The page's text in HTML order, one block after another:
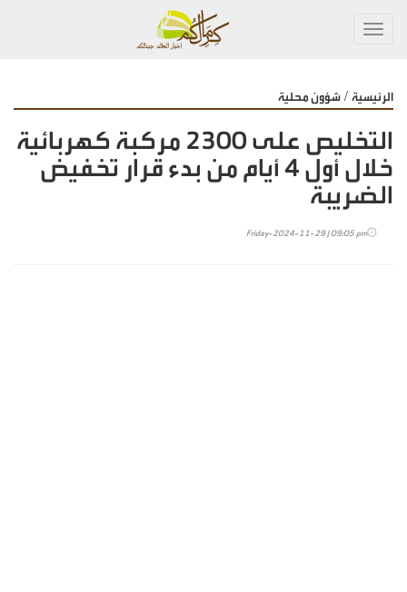
الرئيسية / شؤون محلية
التخليص على 2300 مركبة كهربائية
خلال أول 4 أيام من بدء قرار تخفيض
الضريبة
Friday-2024-11-29 | 09:05 pm